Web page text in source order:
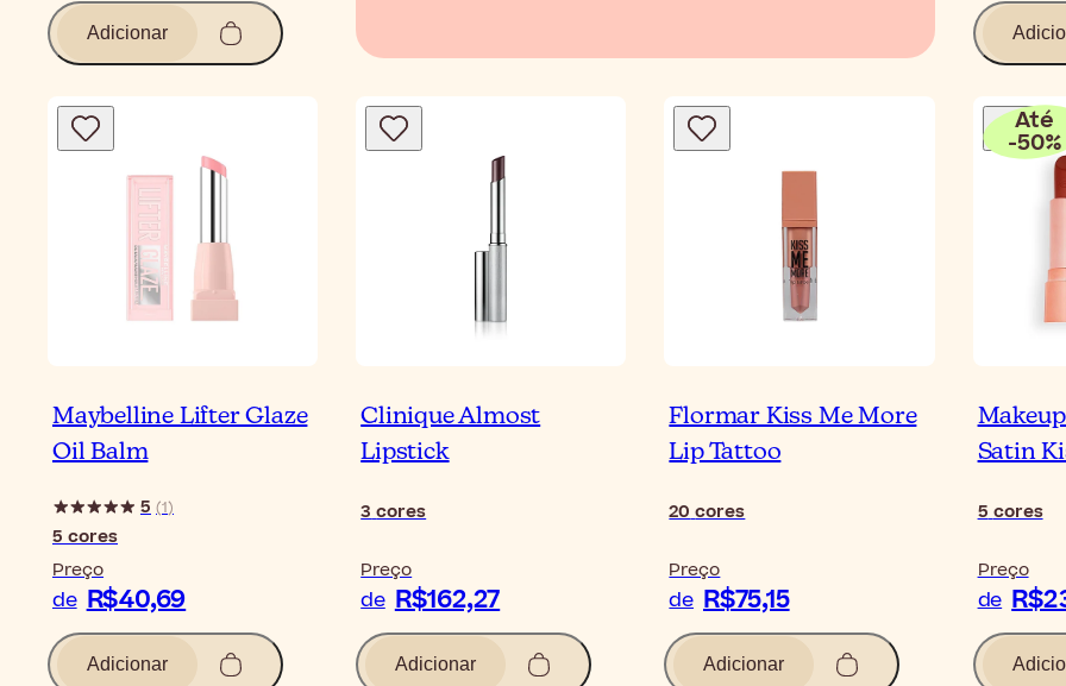
Adicionar
Maybelline Lifter Glaze
Oil Balm
5 (1)
5cores
Preço
de R$40,69
Adicionar
Clinique Almost
Lipstick
3cores
Preço
de R$162,27
Adicionar
Flormar Kiss Me More
Lip Tattoo
20cores
Preço
de R$75,15
Adicionar
Até
-50%
Satin
5cores
Preço
de